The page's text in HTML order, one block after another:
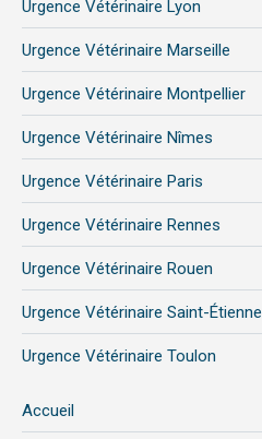
Urgence Vétérinaire Lyon
Urgence Vétérinaire Marseille
Urgence Vétérinaire Montpellier
Urgence Vétérinaire Nîmes
Urgence Vétérinaire Paris
Urgence Vétérinaire Rennes
Urgence Vétérinaire Rouen
Urgence Vétérinaire Saint-Étienne
Urgence Vétérinaire Toulon
Accueil